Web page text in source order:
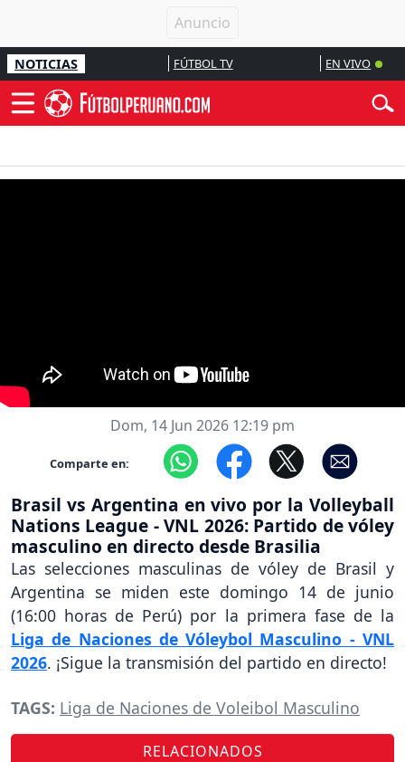
NOTICIAS FÚTBOL TV EN VIVO
Dom, 14 Jun 2026 12:19 pm
Comparte en:
Brasil vs Argentina en vivo por la Volleyball
Nations League - VNL 2026: Partido de vóley
masculino en directo desde Brasilia
Las selecciones masculinas de vóley de Brasil y
Argentina se miden este domingo 14 de junio
(16:00 horas de Perú) por la primera fase de la
Liga de Naciones de Vóleybol Masculino - VNL
2026. ¡Sigue la transmisión del partido en directo!
TAGS: Liga de Naciones de Voleibol Masculino
RELACIONADOS